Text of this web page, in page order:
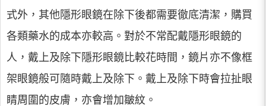
式外，其他隱形眼鏡在除下後都需要徹底清潔，購買
各類藥水的成本亦較高。對於不常配戴隱形眼鏡的
人，戴上及除下隱形眼鏡比較花時間，鏡片亦不像框
架眼鏡般可隨時戴上及除下。戴上及除下時會拉扯眼
睛周圍的皮膚，亦會增加皺紋。